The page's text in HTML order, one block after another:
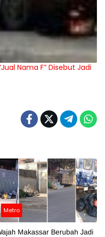
Nama F” Disebut Jadi
Metro
Makassar Berubah Jadi